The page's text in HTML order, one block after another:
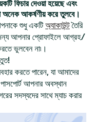
ফিচার দেওয়া হয়েছে এবং
অনেক আকর্ষণীয় করে তুলবে।
শুধু একটি অ্যাকাউন্টতৈরি
আপনার প্রোফাইলে আগ্রহ/
ভুলবেন না৷।
করতে পারেন, যা আমাদের
আপনার অবস্থান
সদস্যদের সাথে ম্যাচ করার